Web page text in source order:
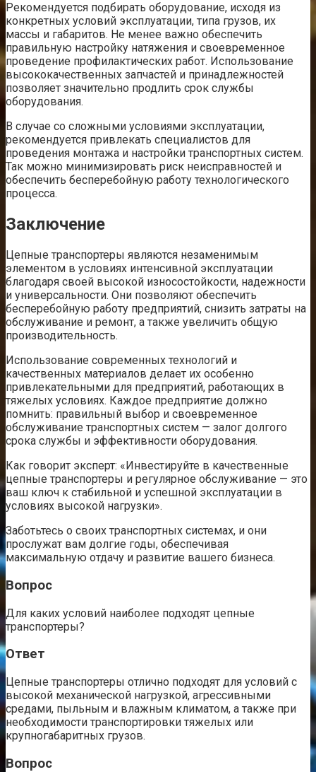
Рекомендуется подбирать оборудование, исходя из
конкретных условий эксплуатации, типа грузов, их
массы и габаритов. Не менее важно обеспечить
правильную настройку натяжения и своевременное
проведение профилактических работ. Использование
высококачественных запчастей и принадлежностей
позволяет значительно продлить срок службы
оборудования.
В случае со сложными условиями эксплуатации,
рекомендуется привлекать специалистов для
проведения монтажа и настройки транспортных систем.
Так можно минимизировать риск неисправностей и
обеспечить бесперебойную работу технологического
процесса.
Заключение
Цепные транспортеры являются незаменимым
элементом в условиях интенсивной эксплуатации
благодаря своей высокой износостойкости, надежности
и универсальности. Они позволяют обеспечить
бесперебойную работу предприятий, снизить затраты на
обслуживание и ремонт, а также увеличить общую
производительность.
Использование современных технологий и
качественных материалов делает их особенно
привлекательными для предприятий, работающих в
тяжелых условиях. Каждое предприятие должно
помнить: правильный выбор и своевременное
обслуживание транспортных систем — залог долгого
срока службы и эффективности оборудования.
Как говорит эксперт: «Инвестируйте в качественные
цепные транспортеры и регулярное обслуживание — это
ваш ключ к стабильной и успешной эксплуатации в
условиях высокой нагрузки».
Заботьтесь о своих транспортных системах, и они
прослужат вам долгие годы, обеспечивая
максимальную отдачу и развитие вашего бизнеса.
Вопрос
Для каких условий наиболее подходят цепные
транспортеры?
Ответ
Цепные транспортеры отлично подходят для условий с
высокой механической нагрузкой, агрессивными
средами, пыльным и влажным климатом, а также при
необходимости транспортировки тяжелых или
крупногабаритных грузов.
Вопрос